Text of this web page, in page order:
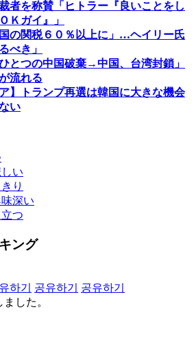
者を称賛「ヒトラー『良いことをし
Ｋガイ』」
の関税６０％以上に」…ヘイリー氏
べき」
とつの中国破棄→中国、台湾封鎖」
流れる
】トランプ再選は韓国に大きな機会
い
い
り
深い
つ
ング
하기 공유하기
공유하기
した。